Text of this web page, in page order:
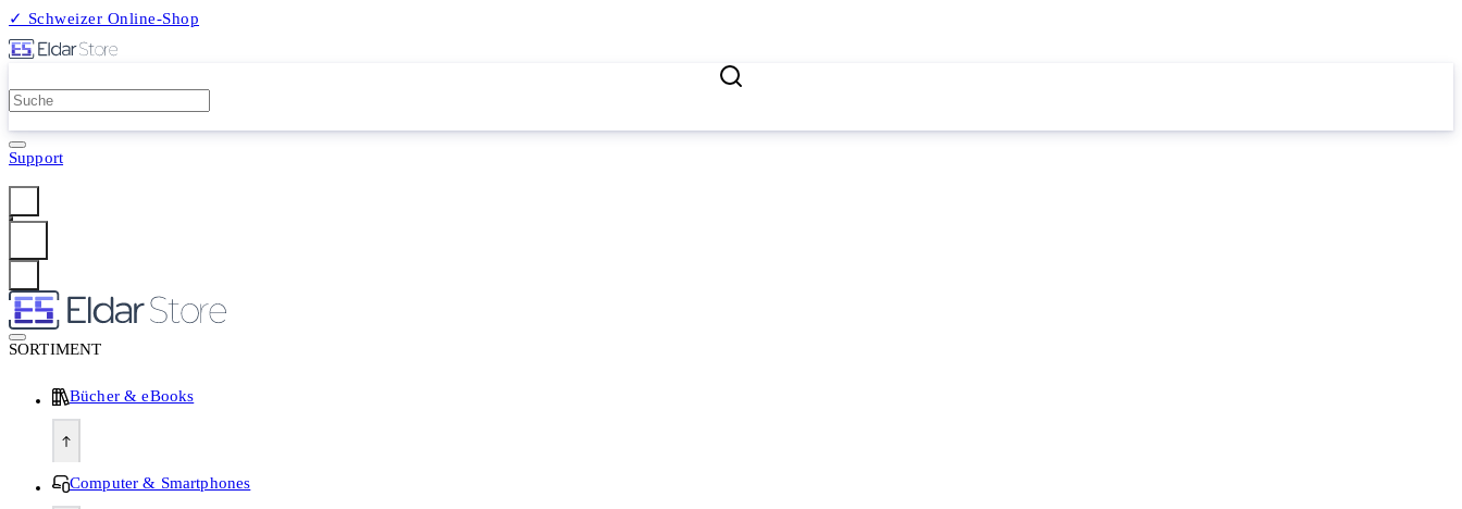
✓ Schweizer Online-Shop
Support
SORTIMENT
Bücher & eBooks
Computer & Smartphones